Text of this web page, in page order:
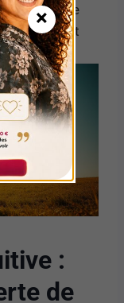
rendant le
agréable et
:
de
×